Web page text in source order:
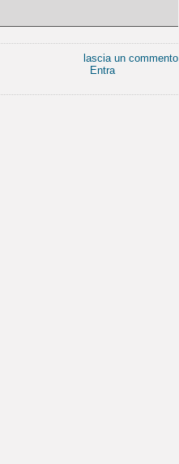
lascia un commento
Entra